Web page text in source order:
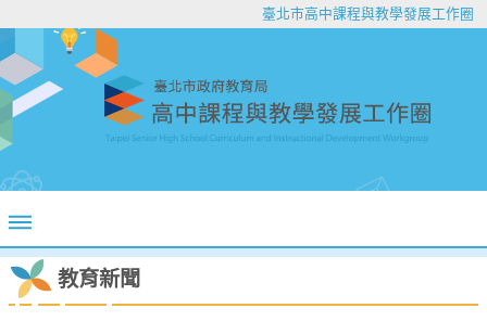
臺北市高中課程與教學發展工作圈
教育新聞